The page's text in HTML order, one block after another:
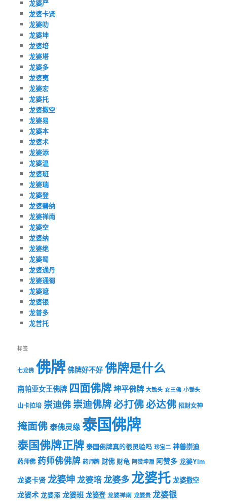
龙婆严
龙婆卡贤
龙婆叻
龙婆坤
龙婆培
龙婆塔
龙婆多
龙婆夷
龙婆宏
龙婆托
龙婆撒空
龙婆易
龙婆本
龙婆术
龙婆添
龙婆温
龙婆班
龙婆瑞
龙婆登
龙婆碧纳
龙婆禅南
龙婆空
龙婆纳
龙婆绝
龙婆蜀
龙婆通丹
龙婆通蜀
龙婆遮
龙婆银
龙普多
龙普托
标签
七龙佛 佛牌 佛牌好不好 佛牌是什么
南帕亚女王佛牌 四面佛牌坤平佛牌 大锄头 女王佛 小锄头
山卡拉培 崇迪佛崇迪佛牌必打佛必达佛 招财女神
掩面佛泰佛灵缘泰国佛牌
泰国佛牌正牌 泰国佛牌真的很灵验吗 珍宝二 神兽崇迪
药师佛 药师佛佛牌 药师牌 财佛 财龟 阿赞坤潘 阿赞多 龙婆Yim
龙婆卡贤 龙婆坤龙婆培龙婆多龙婆托 龙婆撒空
龙婆术 龙婆添 龙婆班 龙婆登 龙婆禅南 龙婆贵 龙婆银